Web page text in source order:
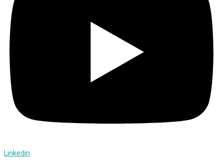
Linkedin